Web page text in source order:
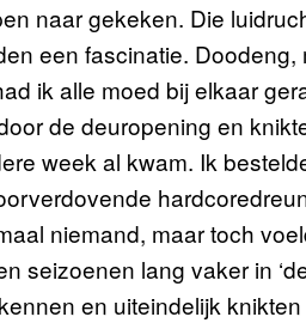
naar gekeken. Die
een fascinatie.
ik alle moed bij elkaar
de deuropening en
week al kwam. Ik
niemand, maar toch
seizoenen lang vaker in
en uiteindelijk